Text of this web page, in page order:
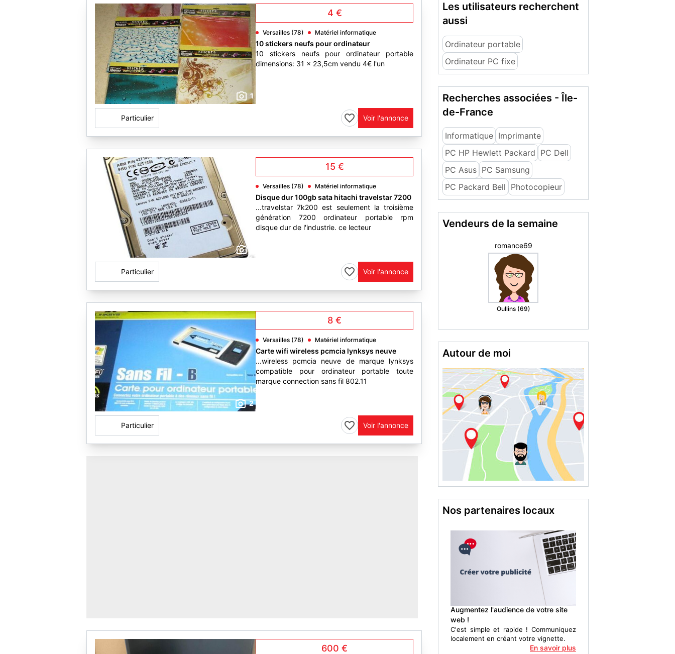
1
4 €
Versailles (78) Matériel informatique
10 stickers neufs pour ordinateur
10 stickers neufs pour ordinateur portable
dimensions: 31 x 23,5cm vendu 4€ l'un
Particulier Voir l'annonce
15 €
Versailles (78) Matériel informatique
Disque dur 100gb sata hitachi travelstar 7200
...travelstar 7k200 est seulement la troisième
génération 7200 ordinateur portable rpm
disque dur de l'industrie. ce lecteur
Particulier Voir l'annonce
2
8 €
Versailles (78) Matériel informatique
Carte wifi wireless pcmcia lynksys neuve
...wireless pcmcia neuve de marque lynksys
compatible pour ordinateur portable toute
marque connection sans fil 802.11
Particulier Voir l'annonce
600 €
Les utilisateurs recherchent
aussi
Ordinateur portable
Ordinateur PC fixe
Recherches associées - Île-
de-France
Informatique Imprimante
PC HP Hewlett Packard PC Dell
PC Asus PC Samsung
PC Packard Bell Photocopieur
Vendeurs de la semaine
Didier V.
Flers En
Autour de moi
Nos partenaires locaux
Augmentez l'audience de votre site
web !
C'est simple et rapide ! Communiquez
localement en créant votre vignette.
En savoir plus